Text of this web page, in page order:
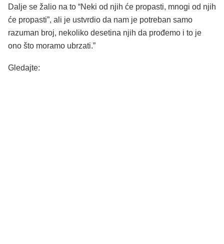
Dalje se žalio na to “Neki od njih će propasti, mnogi od njih
će propasti”, ali je ustvrdio da nam je potreban samo
razuman broj, nekoliko desetina njih da prođemo i to je
ono što moramo ubrzati.”
Gledajte: